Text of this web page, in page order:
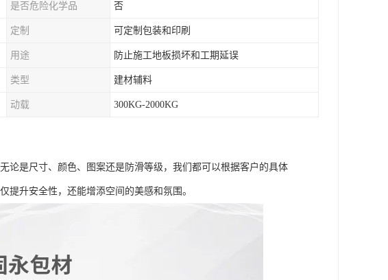
是否危险化学品 否
定制 可定制包装和印刷
用途 防止施工地板损坏和工期延误
类型 建材辅料
动载 300KG-2000KG
论是尺寸、颜色、图案还是防滑等级，我们都可以根据客户的具体
提升安全性，还能增添空间的美感和氛围。